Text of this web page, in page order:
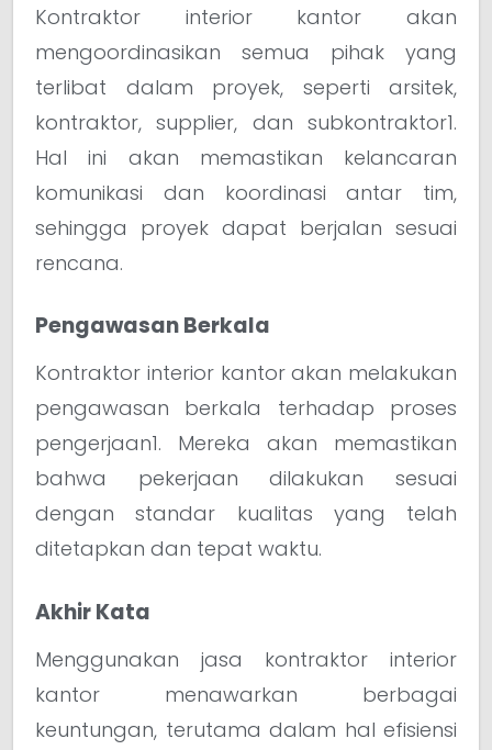
Kontraktor interior kantor akan
mengoordinasikan semua pihak yang
terlibat dalam proyek, seperti arsitek,
kontraktor, supplier, dan subkontraktor1.
Hal ini akan memastikan kelancaran
komunikasi dan koordinasi antar tim,
sehingga proyek dapat berjalan sesuai
rencana.
Pengawasan Berkala
Kontraktor interior kantor akan melakukan
pengawasan berkala terhadap proses
pengerjaan1. Mereka akan memastikan
bahwa pekerjaan dilakukan sesuai
dengan standar kualitas yang telah
ditetapkan dan tepat waktu.
Akhir Kata
Menggunakan jasa kontraktor interior
kantor menawarkan berbagai
keuntungan, terutama dalam hal efisiensi